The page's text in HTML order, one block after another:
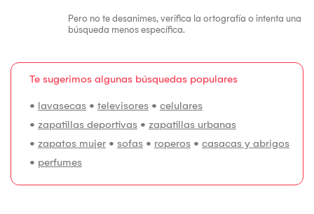
Pero no te desanimes, verifica la ortografía o intenta una
búsqueda menos específica.
Te sugerimos algunas búsquedas populares
• lavasecas • televisores • celulares
• zapatillas deportivas • zapatillas urbanas
• zapatos mujer • sofas • roperos • casacas y abrigos
• perfumes